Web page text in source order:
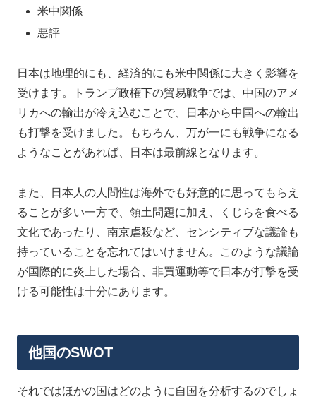
米中関係
悪評
日本は地理的にも、経済的にも米中関係に大きく影響を
受けます。トランプ政権下の貿易戦争では、中国のアメ
リカへの輸出が冷え込むことで、日本から中国への輸出
も打撃を受けました。もちろん、万が一にも戦争になる
ようなことがあれば、日本は最前線となります。
また、日本人の人間性は海外でも好意的に思ってもらえ
ることが多い一方で、領土問題に加え、くじらを食べる
文化であったり、南京虐殺など、センシティブな議論も
持っていることを忘れてはいけません。このような議論
が国際的に炎上した場合、非買運動等で日本が打撃を受
ける可能性は十分にあります。
他国のSWOT
それではほかの国はどのように自国を分析するのでしょ